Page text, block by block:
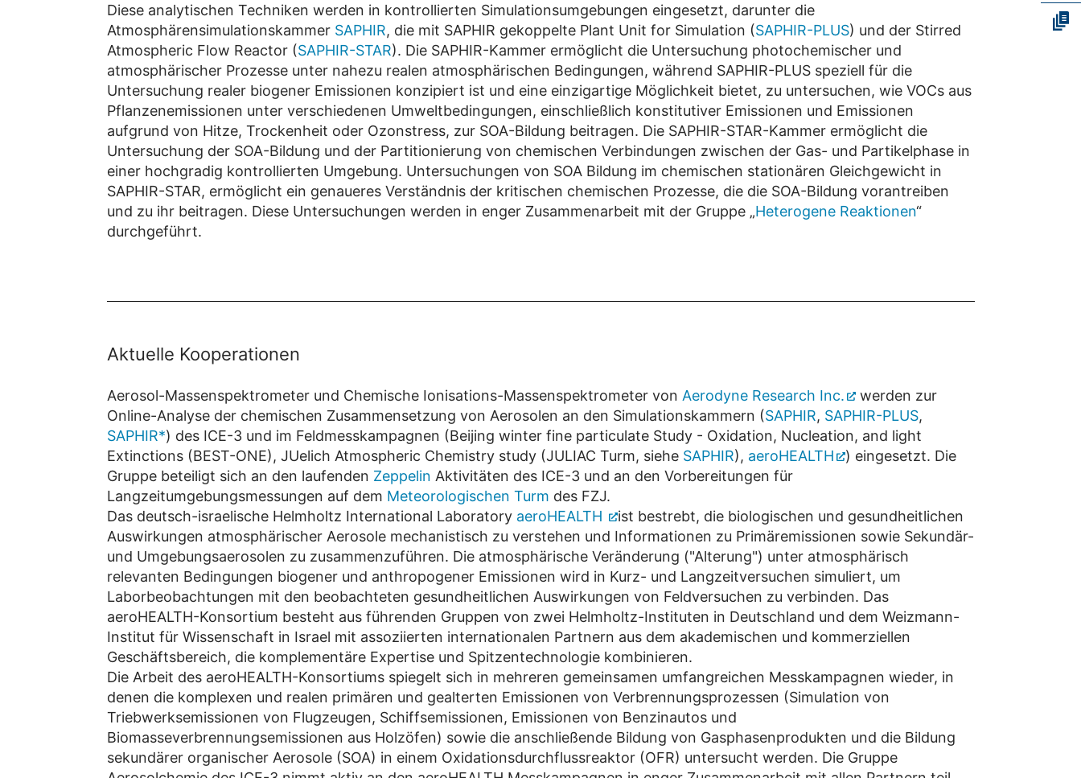
Diese analytischen Techniken werden in kontrollierten Simulationsumgebungen eingesetzt, darunter die
Atmosphärensimulationskammer SAPHIR, die mit SAPHIR gekoppelte Plant Unit for Simulation (SAPHIR-PLUS) und der Stirred
Atmospheric Flow Reactor (SAPHIR-STAR). Die SAPHIR-Kammer ermöglicht die Untersuchung photochemischer und
atmosphärischer Prozesse unter nahezu realen atmosphärischen Bedingungen, während SAPHIR-PLUS speziell für die
Untersuchung realer biogener Emissionen konzipiert ist und eine einzigartige Möglichkeit bietet, zu untersuchen, wie VOCs aus
Pflanzenemissionen unter verschiedenen Umweltbedingungen, einschließlich konstitutiver Emissionen und Emissionen
aufgrund von Hitze, Trockenheit oder Ozonstress, zur SOA-Bildung beitragen. Die SAPHIR-STAR-Kammer ermöglicht die
Untersuchung der SOA-Bildung und der Partitionierung von chemischen Verbindungen zwischen der Gas- und Partikelphase in
einer hochgradig kontrollierten Umgebung. Untersuchungen von SOA Bildung im chemischen stationären Gleichgewicht in
SAPHIR-STAR, ermöglicht ein genaueres Verständnis der kritischen chemischen Prozesse, die die SOA-Bildung vorantreiben
und zu ihr beitragen. Diese Untersuchungen werden in enger Zusammenarbeit mit der Gruppe „Heterogene Reaktionen“
durchgeführt.
Aktuelle Kooperationen
Aerosol-Massenspektrometer und Chemische Ionisations-Massenspektrometer von Aerodyne Research Inc.
werden zur
Online-Analyse der chemischen Zusammensetzung von Aerosolen an den Simulationskammern (SAPHIR, SAPHIR-PLUS,
SAPHIR*) des ICE-3 und im Feldmesskampagnen (Beijing winter fine particulate Study - Oxidation, Nucleation, and light
Extinctions (BEST-ONE), JUelich Atmospheric Chemistry study (JULIAC Turm, siehe SAPHIR), aeroHEALTH
) eingesetzt. Die
Gruppe beteiligt sich an den laufenden Zeppelin Aktivitäten des ICE-3 und an den Vorbereitungen für
Langzeitumgebungsmessungen auf dem Meteorologischen Turm des FZJ.
Das deutsch-israelische Helmholtz International Laboratory aeroHEALTH
ist bestrebt, die biologischen und gesundheitlichen
Auswirkungen atmosphärischer Aerosole mechanistisch zu verstehen und Informationen zu Primäremissionen sowie Sekundär-
und Umgebungsaerosolen zu zusammenzuführen. Die atmosphärische Veränderung ("Alterung") unter atmosphärisch
relevanten Bedingungen biogener und anthropogener Emissionen wird in Kurz- und Langzeitversuchen simuliert, um
Laborbeobachtungen mit den beobachteten gesundheitlichen Auswirkungen von Feldversuchen zu verbinden. Das
aeroHEALTH-Konsortium besteht aus führenden Gruppen von zwei Helmholtz-Instituten in Deutschland und dem Weizmann-
Institut für Wissenschaft in Israel mit assoziierten internationalen Partnern aus dem akademischen und kommerziellen
Geschäftsbereich, die komplementäre Expertise und Spitzentechnologie kombinieren.
Die Arbeit des aeroHEALTH-Konsortiums spiegelt sich in mehreren gemeinsamen umfangreichen Messkampagnen wieder, in
denen die komplexen und realen primären und gealterten Emissionen von Verbrennungsprozessen (Simulation von
Triebwerksemissionen von Flugzeugen, Schiffsemissionen, Emissionen von Benzinautos und
Biomasseverbrennungsemissionen aus Holzöfen) sowie die anschließende Bildung von Gasphasenprodukten und die Bildung
sekundärer organischer Aerosole (SOA) in einem Oxidationsdurchflussreaktor (OFR) untersucht werden. Die Gruppe